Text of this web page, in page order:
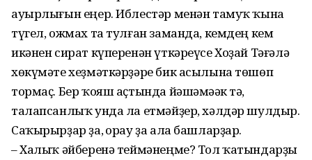
ауырлығын еңер. Иблестәр менән тамуҡ ҡына
түгел, ожмах та тулған заманда, кемдең кем
икәнен сират күперенән үткәреүсе Хоҙай Тәғәлә
хөкүмәте хеҙмәткәрҙәре бик асылына төшөп
тормаҫ. Бер ҡояш аҫтында йәшәмәһәк тә,
талапсанлыҡ унда ла етмәйҙер, хәлдәр шулдыр.
Саҡы­рыр­ҙар ҙа, һорау ҙа ала башларҙар.
– Халыҡ әйберенә теймәнеңме? Тол ҡатындарҙы